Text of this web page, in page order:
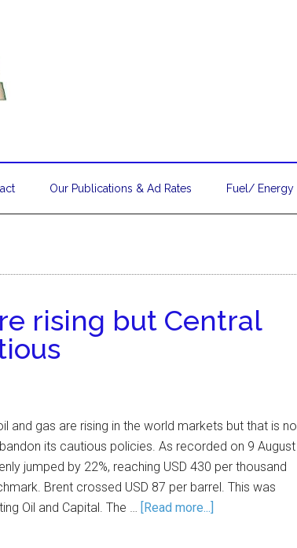
Our Publications & Ad Rates Fuel/ Energy
rising but Central
and gas are rising in the world markets but that is no
its cautious policies. As recorded on 9 August
jumped by 22%, reaching USD 430 per thousand
Brent crossed USD 87 per barrel. This was
Oil and Capital. The … [Read more...]